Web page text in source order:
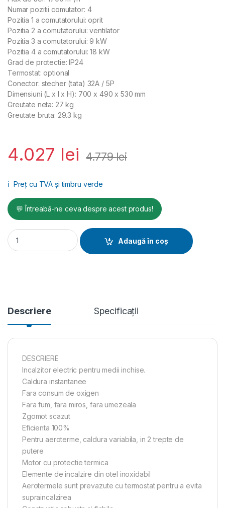
Numar pozitii comutator: 4
Pozitia 1 a comutatorului: oprit
Pozitia 2 a comutatorului: ventilator
Pozitia 3 a comutatorului: 9 kW
Pozitia 4 a comutatorului: 18 kW
Grad de protectie: IP24
Termostat: optional
Conector: stecher (tata) 32A / 5P
Dimensiuni (L x l x H): 700 x 490 x 530 mm
Greutate neta: 27 kg
Greutate bruta: 29.3 kg
4.027 lei 4.779lei
ℹ️ Preț cu TVA și timbru verde
💬 Întreabă-ne ceva despre acest produs!
Incalzitor electric MASTER tip B 18 EPR - 18 kW, 380 V
Adaugă în coș
Descriere Specificații
DESCRIERE
Incalzitor electric pentru medii inchise.
Caldura instantanee
Fara consum de oxigen
Fara fum, fara miros, fara umezeala
Zgomot scazut
Eficienta 100%
Pentru aeroterme, caldura variabila, in 2 trepte de
putere
Motor cu protectie termica
Elemente de incalzire din otel inoxidabil
Aerotermele sunt prevazute cu termostat pentru a evita
supraincalzirea